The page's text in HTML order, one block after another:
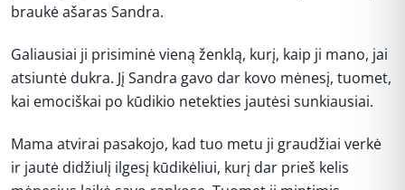
braukė ašaras Sandra.
Galiausiai ji prisiminė vieną ženklą, kurį, kaip ji mano, jai
atsiuntė dukra. Jį Sandra gavo dar kovo mėnesį, tuomet,
kai emociškai po kūdikio netekties jautėsi sunkiausiai.
Mama atvirai pasakojo, kad tuo metu ji graudžiai verkė
ir jautė didžiulį ilgesį kūdikėliui, kurį dar prieš kelis